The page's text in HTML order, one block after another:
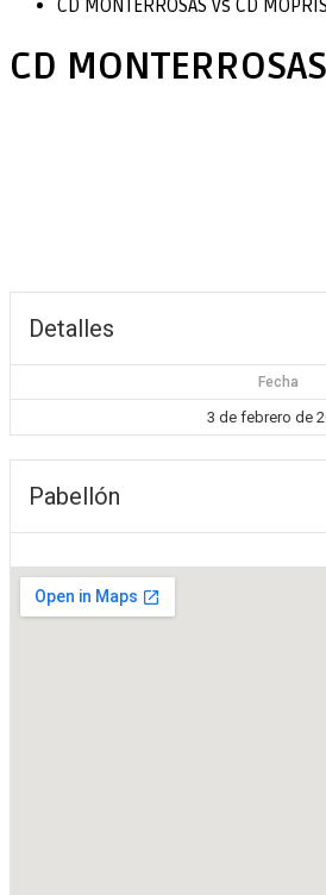
CD MONTERROSAS vs CD
CD
Detalles
Fecha
3 de febrero de
Pabellón